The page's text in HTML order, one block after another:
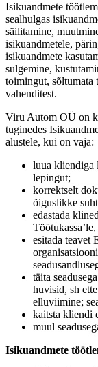
Isikuandmete
sealhulgas
säilitamine,
isikuandmetele,
isikuandmete
sulgemine,
toimingut, sõltumata
vahenditest.
Viru Autom OÜ on
tuginedes
alustele, kui on vaja:
luua kliendiga
lepingut;
korrektselt
õiguslikke
edastada
esitada teavet
täita
huvisid, sh
elluviimine;
kaitsta kliendi
muul
Isikuandmete